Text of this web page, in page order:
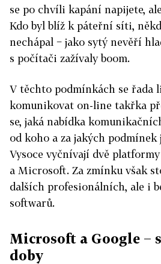
se po chvíli kapání napijete,
Kdo byl blíž k páteřní síti,
nechápal − jako sytý nevěří
s počítači zažívaly boom.
V těchto podmínkách se řada
komunikovat on-line takřka
se, jaká nabídka
od koho a za jakých
Vysoce vyčnívají dvě platformy
a Microsoft. Za zmínku však
dalších profesionálních, ale i
softwarů.
Microsoft a Google −
doby